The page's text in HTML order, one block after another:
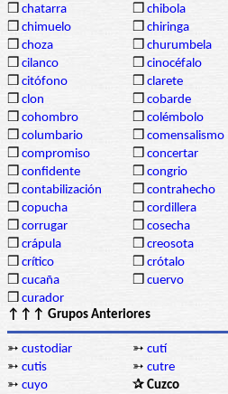
❒ chatarra ❒ chibola
❒ chimuelo ❒ chiringa
❒ choza ❒ churumbela
❒ cilanco ❒ cinocéfalo
❒ citófono ❒ clarete
❒ clon ❒ cobarde
❒ cohombro ❒ colémbolo
❒ columbario ❒ comensalismo
❒ compromiso ❒ concertar
❒ confidente ❒ congrio
❒ contabilización ❒ contrahecho
❒ copucha ❒ cordillera
❒ corrugar ❒ cosecha
❒ crápula ❒ creosota
❒ crítico ❒ crótalo
❒ cucaña ❒ cuervo
❒ curador
↑↑↑ Grupos Anteriores
➳ custodiar ➳ cutí
➳ cutis ➳ cutre
➳ cuyo ✰ Cuzco